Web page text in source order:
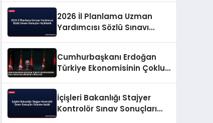
2026 İl Planlama Uzman
Yardımcısı Sözlü Sınavı
Cumhurbaşkanı Erdoğan
Türkiye Ekonomisinin Çoklu
İçişleri Bakanlığı Stajyer
Kontrolör Sınav Sonuçları